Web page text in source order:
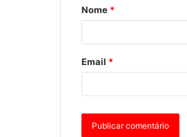
Nome *
Email *